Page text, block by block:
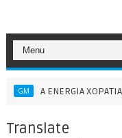
ENERGIA XOPATIANA E O
Translate